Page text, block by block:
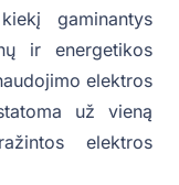
gaminantys
ir energetikos
elektros
už vieną
elektros